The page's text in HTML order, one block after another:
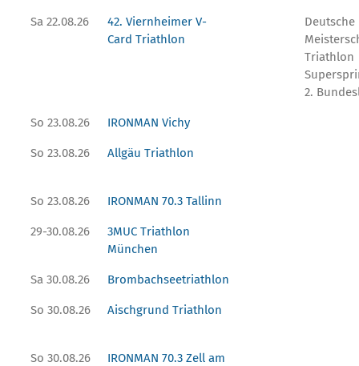
Sa 22.08.26
42. Viernheimer V-
Card Triathlon
Deutsche
Triathlon
2.
So 23.08.26 IRONMAN Vichy
So 23.08.26 Allgäu Triathlon
So 23.08.26 IRONMAN 70.3 Tallinn
29-30.08.26
3MUC Triathlon
München
Sa 30.08.26 Brombachseetriathlon
So 30.08.26 Aischgrund Triathlon
So 30.08.26
IRONMAN 70.3 Zell am